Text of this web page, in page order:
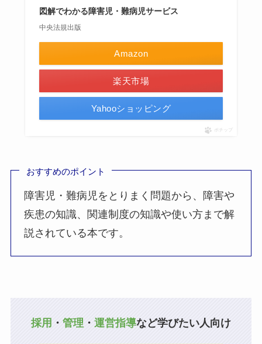
図解でわかる障害児・難病児サービス
中央法規出版
Amazon
楽天市場
Yahooショッピング
ポチップ
おすすめのポイント
障害児・難病児をとりまく問題から、障害や
疾患の知識、関連制度の知識や使い方まで解
説されている本です。
採用 ・ 管理 ・ 運営指導など学びたい人向け